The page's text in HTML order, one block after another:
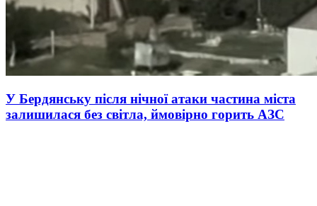
У Бердянську після нічної атаки частина міста
залишилася без світла, ймовірно горить АЗС